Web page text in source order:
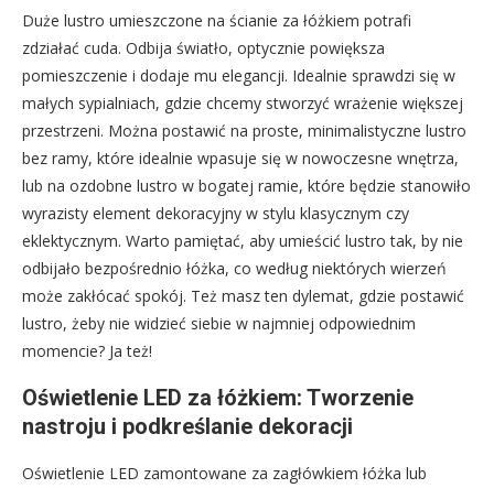
Duże lustro umieszczone na ścianie za łóżkiem potrafi
zdziałać cuda. Odbija światło, optycznie powiększa
pomieszczenie i dodaje mu elegancji. Idealnie sprawdzi się w
małych sypialniach, gdzie chcemy stworzyć wrażenie większej
przestrzeni. Można postawić na proste, minimalistyczne lustro
bez ramy, które idealnie wpasuje się w nowoczesne wnętrza,
lub na ozdobne lustro w bogatej ramie, które będzie stanowiło
wyrazisty element dekoracyjny w stylu klasycznym czy
eklektycznym. Warto pamiętać, aby umieścić lustro tak, by nie
odbijało bezpośrednio łóżka, co według niektórych wierzeń
może zakłócać spokój. Też masz ten dylemat, gdzie postawić
lustro, żeby nie widzieć siebie w najmniej odpowiednim
momencie? Ja też!
Oświetlenie LED za łóżkiem: Tworzenie
nastroju i podkreślanie dekoracji
Oświetlenie LED zamontowane za zagłówkiem łóżka lub